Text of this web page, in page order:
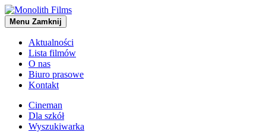
Menu Zamknij
Aktualności
Lista filmów
O nas
Biuro prasowe
Kontakt
Cineman
Dla szkół
Wyszukiwarka